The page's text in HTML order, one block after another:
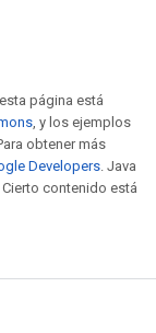
página está
, y los ejemplos
obtener más
Developers. Java
contenido está